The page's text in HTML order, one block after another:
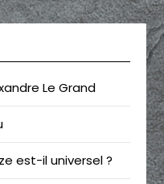
Le Grand
est-il universel ?